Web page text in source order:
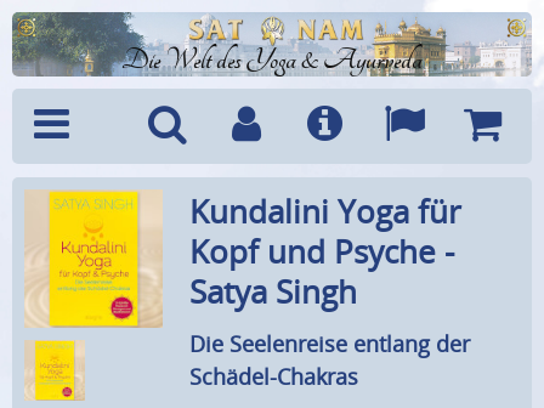
Die Welt des Yoga & Ayurveda
Menü SucheBenutzerkonto
Info Sprachen
Kundalini Yoga für
Kopf und Psyche -
Satya Singh
Die Seelenreise entlang der
Schädel-Chakras